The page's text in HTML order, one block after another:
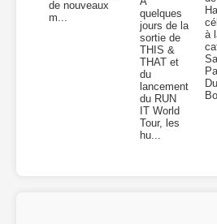
de nouveaux
m...
quelques
jours de la
sortie de
THIS &
THAT et
du
lancement
du RUN
IT World
Tour, les
hu...
à